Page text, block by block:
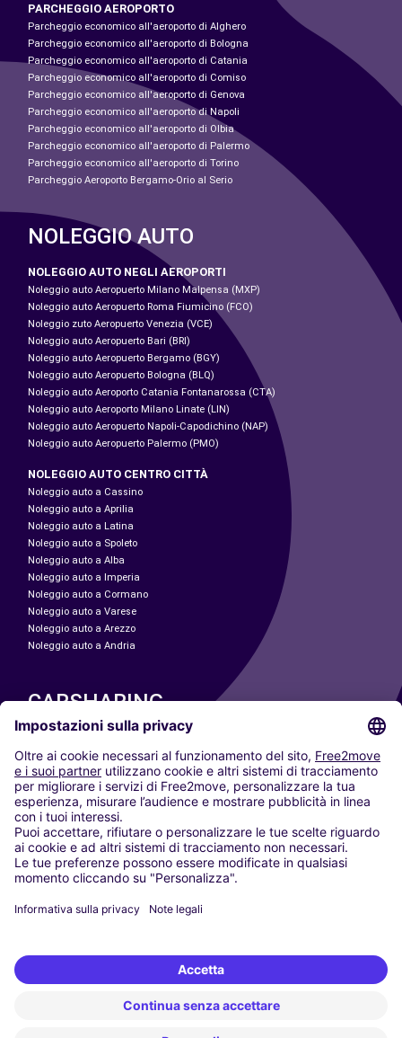
PARCHEGGIO AEROPORTO
Parcheggio economico all'aeroporto di Alghero
Parcheggio economico all'aeroporto di Bologna
Parcheggio economico all'aeroporto di Catania
Parcheggio economico all'aeroporto di Comiso
Parcheggio economico all'aeroporto di Genova
Parcheggio economico all'aeroporto di Napoli
Parcheggio economico all'aeroporto di Olbia
Parcheggio economico all'aeroporto di Palermo
Parcheggio economico all'aeroporto di Torino
Parcheggio Aeroporto Bergamo-Orio al Serio
NOLEGGIO AUTO
NOLEGGIO AUTO NEGLI AEROPORTI
Noleggio auto Aeropuerto Milano Malpensa (MXP)
Noleggio auto Aeropuerto Roma Fiumicino (FCO)
Noleggio zuto Aeropuerto Venezia (VCE)
Noleggio auto Aeropuerto Bari (BRI)
Noleggio auto Aeropuerto Bergamo (BGY)
Noleggio auto Aeropuerto Bologna (BLQ)
Noleggio auto Aeroporto Catania Fontanarossa (CTA)
Noleggio auto Aeroporto Milano Linate (LIN)
Noleggio auto Aeropuerto Napoli-Capodichino (NAP)
Noleggio auto Aeropuerto Palermo (PMO)
NOLEGGIO AUTO CENTRO CITTÀ
Noleggio auto a Cassino
Noleggio auto a Aprilia
Noleggio auto a Latina
Noleggio auto a Spoleto
Noleggio auto a Alba
Noleggio auto a Imperia
Noleggio auto a Cormano
Noleggio auto a Varese
Noleggio auto a Arezzo
Noleggio auto a Andria
CARSHARING
LE NOSTRE CITTÀ
Paris
Madrid
Washington DC
Milano
Roma
Torino
Vienna
Berlino
Düsseldorf